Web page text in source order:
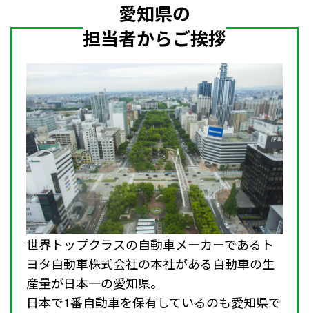
愛知県の
担当者からご挨拶
世界トップクラスの自動車メーカーであるト
ヨタ自動車株式会社の本社がある自動車の生
産量が日本一の愛知県。
日本で1番自動車を保有しているのも愛知県で